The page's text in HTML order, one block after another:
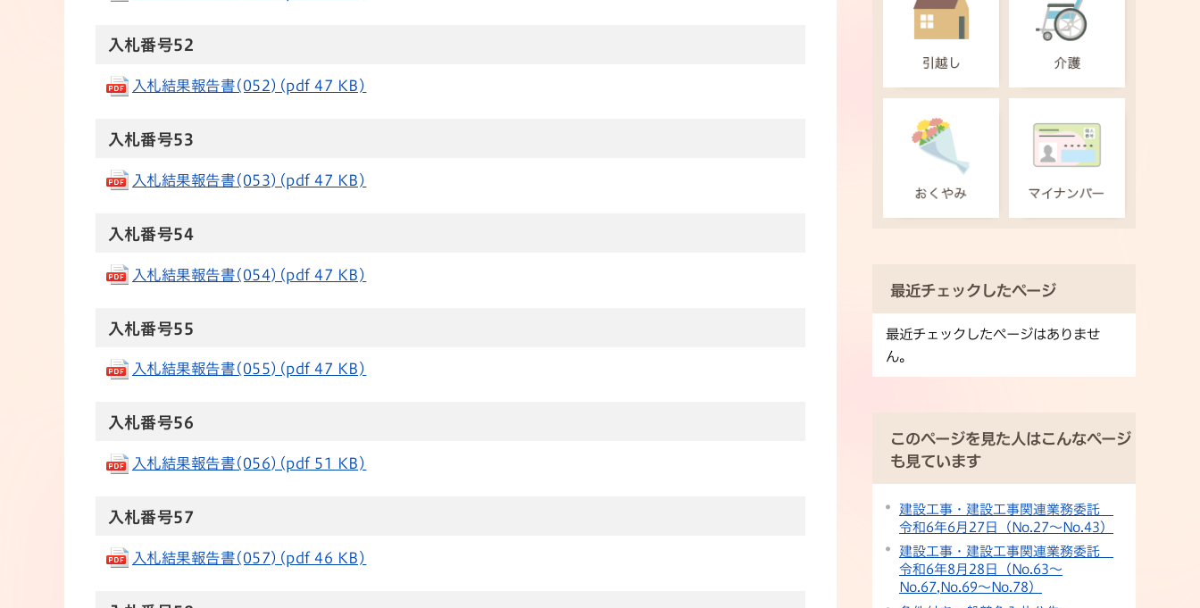
​​入札番号52
入札結果報告書(052)(pdf 47 KB)
​​入札番号53
入札結果報告書(053)(pdf 47 KB)
​​​​​​​​​入札番号54
入札結果報告書(054)(pdf 47 KB)
​​​​​​​​​入札番号55
入札結果報告書(055)(pdf 47 KB)
​​​​​​​​​入札番号56
入札結果報告書(056)(pdf 51 KB)
​​​​​​​​​入札番号57
入札結果報告書(057)(pdf 46 KB)
最近チェックしたページ
最近チェックしたページはありませ
ん。
このページを見た人はこんなページ
も見ています
建設工事・建設工事関連業務委託
令和6年6月27日（No.27〜No.43）
建設工事・建設工事関連業務委託
令和6年8月28日（No.63〜
No.67,No.69〜No.78）